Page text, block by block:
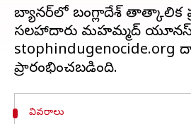
బ్యానర్‌లో బంగ్లాదేశ్ తాత్కాలిక
సలహాదారు మహమ్మద్ యూనస్
stophindugenocide.org
వివరాలు